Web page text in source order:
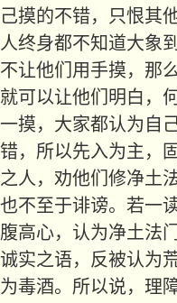
己摸的不错，只恨其
人终身都不知道大象
不让他们用手摸，那
就可以让他们明白，
一摸，大家都认为自
错，所以先入为主，
之人，劝他们修净土
也不至于诽谤。若一
腹高心，认为净土法
诚实之语，反被认为
为毒酒。所以说，理